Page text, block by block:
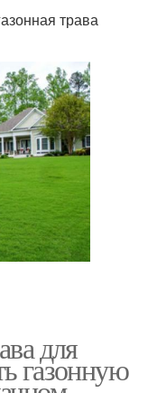
трава
для
газонную